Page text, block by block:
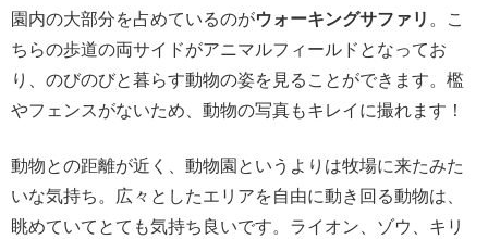
園内の大部分を占めているのがウォーキングサファリ 。こ
ちらの歩道の両サイドがアニマルフィールドとなってお
り、のびのびと暮らす動物の姿を見ることができます。檻
やフェンスがないため、動物の写真もキレイに撮れます！
動物との距離が近く、動物園というよりは牧場に来たみた
いな気持ち。広々としたエリアを自由に動き回る動物は、
眺めていてとても気持ち良いです。ライオン、ゾウ、キリ